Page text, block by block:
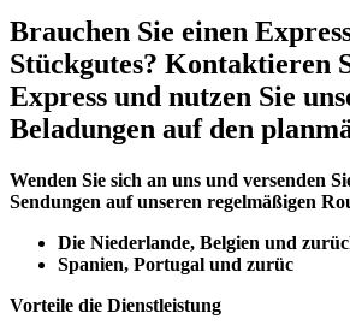
Brauchen Sie einen
Stückgutes? Kontaktieren
Express und nutzen Sie
Beladungen auf den
Wenden Sie sich an uns und versenden
Sendungen auf unseren regelmäßigen
Die Niederlande, Belgien und
Spanien, Portugal und zurüc
Vorteile die Dienstleistung